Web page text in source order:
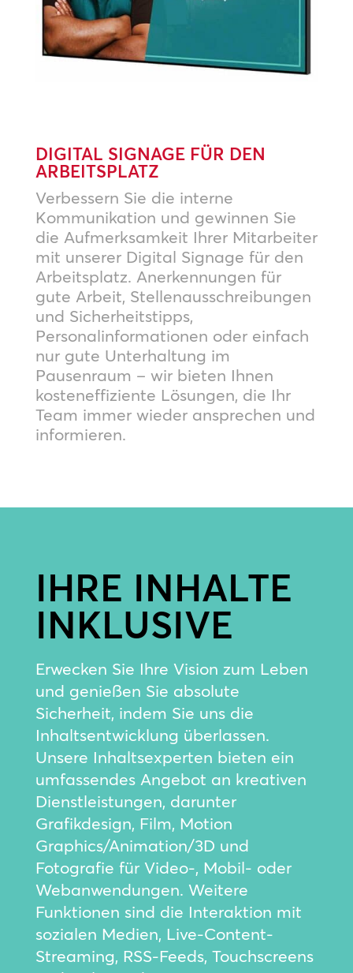
DIGITAL SIGNAGE FÜR DEN
ARBEITSPLATZ
Verbessern Sie die interne
Kommunikation und gewinnen Sie
die Aufmerksamkeit Ihrer Mitarbeiter
mit unserer Digital Signage für den
Arbeitsplatz. Anerkennungen für
gute Arbeit, Stellenausschreibungen
und Sicherheitstipps,
Personalinformationen oder einfach
nur gute Unterhaltung im
Pausenraum – wir bieten Ihnen
kosteneffiziente Lösungen, die Ihr
Team immer wieder ansprechen und
informieren.
IHRE INHALTE
INKLUSIVE
Erwecken Sie Ihre Vision zum Leben
und genießen Sie absolute
Sicherheit, indem Sie uns die
Inhaltsentwicklung überlassen.
Unsere Inhaltsexperten bieten ein
umfassendes Angebot an kreativen
Dienstleistungen, darunter
Grafikdesign, Film, Motion
Graphics/Animation/3D und
Fotografie für Video-, Mobil- oder
Webanwendungen. Weitere
Funktionen sind die Interaktion mit
sozialen Medien, Live-Content-
Streaming, RSS-Feeds, Touchscreens